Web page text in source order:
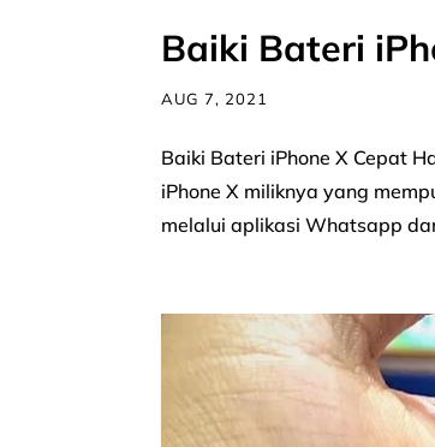
Baiki Bateri
AUG 7, 2021
Baiki Bateri iPhone X Cepat
iPhone X miliknya yang
melalui aplikasi Whatsapp